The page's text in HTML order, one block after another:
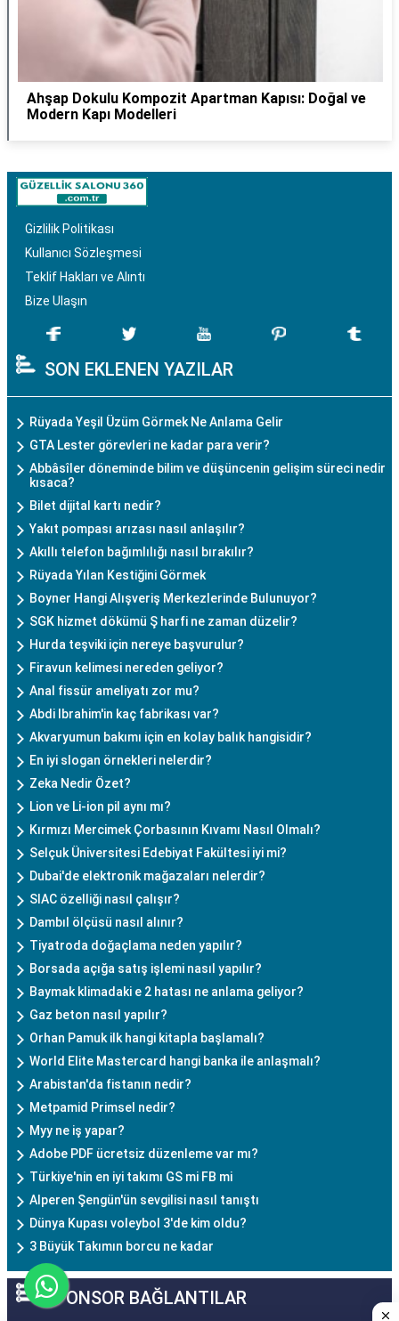
Ahşap Dokulu Kompozit Apartman Kapısı: Doğal ve
Modern Kapı Modelleri
Gizlilik Politikası
Kullanıcı Sözleşmesi
Teklif Hakları ve Alıntı
Bize Ulaşın
SON EKLENEN YAZILAR
Rüyada Yeşil Üzüm Görmek Ne Anlama Gelir
GTA Lester görevleri ne kadar para verir?
Abbâsîler döneminde bilim ve düşüncenin gelişim süreci nedir
kısaca?
Bilet dijital kartı nedir?
Yakıt pompası arızası nasıl anlaşılır?
Akıllı telefon bağımlılığı nasıl bırakılır?
Rüyada Yılan Kestiğini Görmek
Boyner Hangi Alışveriş Merkezlerinde Bulunuyor?
SGK hizmet dökümü Ş harfi ne zaman düzelir?
Hurda teşviki için nereye başvurulur?
Firavun kelimesi nereden geliyor?
Anal fissür ameliyatı zor mu?
Abdi Ibrahim'in kaç fabrikası var?
Akvaryumun bakımı için en kolay balık hangisidir?
En iyi slogan örnekleri nelerdir?
Zeka Nedir Özet?
Lion ve Li-ion pil aynı mı?
Kırmızı Mercimek Çorbasının Kıvamı Nasıl Olmalı?
Selçuk Üniversitesi Edebiyat Fakültesi iyi mi?
Dubai'de elektronik mağazaları nelerdir?
SIAC özelliği nasıl çalışır?
Dambıl ölçüsü nasıl alınır?
Tiyatroda doğaçlama neden yapılır?
Borsada açığa satış işlemi nasıl yapılır?
Baymak klimadaki e 2 hatası ne anlama geliyor?
Gaz beton nasıl yapılır?
Orhan Pamuk ilk hangi kitapla başlamalı?
World Elite Mastercard hangi banka ile anlaşmalı?
Arabistan'da fistanın nedir?
Metpamid Primsel nedir?
Myy ne iş yapar?
Adobe PDF ücretsiz düzenleme var mı?
Türkiye'nin en iyi takımı GS mi FB mi
Alperen Şengün'ün sevgilisi nasıl tanıştı
Dünya Kupası voleybol 3'de kim oldu?
3 Büyük Takımın borcu ne kadar
SPONSOR BAĞLANTILAR